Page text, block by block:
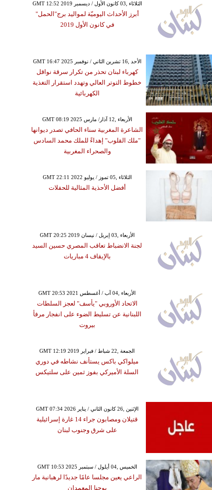
GMT 12:52 2019 الثلاثاء ,03 كانون الأول / ديسمبر
أبرز الأحداث اليوميّة لمواليد برج"الحمل"
في كانون الأول 2019
GMT 16:47 2025 الأحد ,16 تشرين الثاني / نوفمبر
كهرباء لبنان تحذر من تكرار سرقة نواقل
خطوط التوتر العالي وتهدد استقرار التغذية
الكهربائية
GMT 08:19 2025 الأربعاء ,12 آذار/ مارس
الشاعرة المغربية سناء الحافي تصدر ديوانها
"ملك القلوب" إهداءً للملك محمد السادس
والصحراء المغربية
GMT 22:11 2022 الثلاثاء ,05 تموز / يوليو
أفضل الأحذية المثالية للحفلات
GMT 20:25 2019 الأربعاء ,03 إبريل / نيسان
لجنة الانضباط تعاقب المصري حسين السيد
بالإيقاف 4 مباريات
GMT 20:53 2021 الأربعاء ,04 آب / أغسطس
الاتحاد الأوروبي "يأسف" لعجز السلطات
اللبنانية عن تسليط الضوء على انفجار مرفأ
بيروت
GMT 12:19 2019 الجمعة ,22 شباط / فبراير
ميلواكي باكس يستأنف نشاطه في دوري
السلة الأميركي بفوز ثمين على سلتيكس
GMT 07:34 2026 الإثنين ,26 كانون الثاني / يناير
قتيلان ومصابون جراء 14 غارة إسرائيلية
على شرق وجنوب لبنان
GMT 10:53 2025 الخميس ,04 أيلول / سبتمبر
الراعي يعين مجلسا عامًا جديدًا لرهبانية مار
يوحنا المعمدان